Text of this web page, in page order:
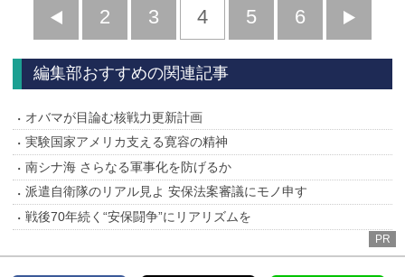
前
へ
2 3 4 5 6
へ
編集部おすすめの関連記事
オバマが目論む核戦力更新計画
実験国家アメリカ支える寛容の精神
南シナ海 さらなる軍事化を防げるか
派遣自衛隊のリアル見よ 安保法案審議にモノ申す
戦後70年続く“安保闘争”にリアリズムを
PR